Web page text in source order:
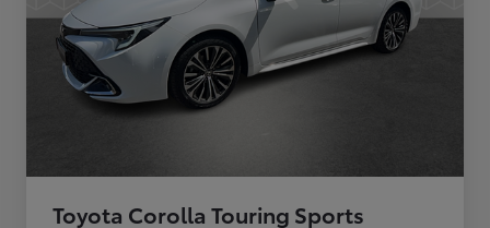
Toyota Corolla Touring Sports